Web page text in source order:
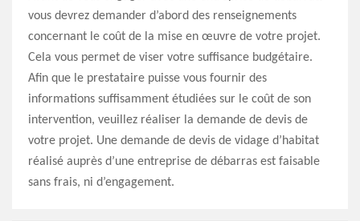
vous devrez demander d’abord des renseignements
concernant le coût de la mise en œuvre de votre projet.
Cela vous permet de viser votre suffisance budgétaire.
Afin que le prestataire puisse vous fournir des
informations suffisamment étudiées sur le coût de son
intervention, veuillez réaliser la demande de devis de
votre projet. Une demande de devis de vidage d’habitat
réalisé auprès d’une entreprise de débarras est faisable
sans frais, ni d’engagement.